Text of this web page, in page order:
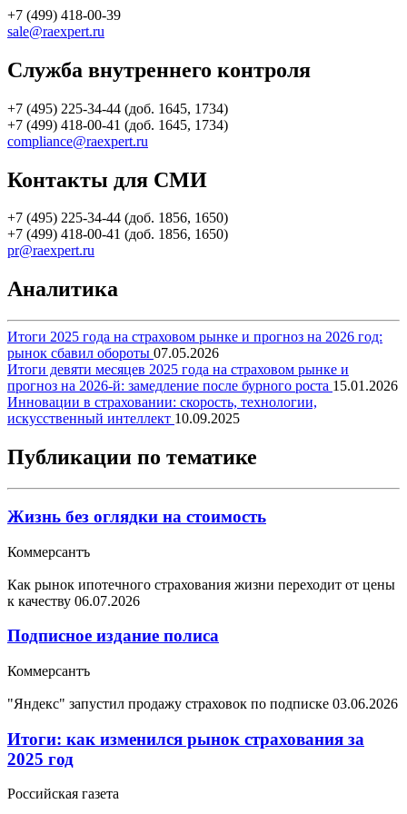
+7 (499) 418-00-39
sale@raexpert.ru
Служба внутреннего контроля
+7 (495) 225-34-44 (доб. 1645, 1734)
+7 (499) 418-00-41 (доб. 1645, 1734)
compliance@raexpert.ru
Контакты для СМИ
+7 (495) 225-34-44 (доб. 1856, 1650)
+7 (499) 418-00-41 (доб. 1856, 1650)
pr@raexpert.ru
Аналитика
Итоги 2025 года на страховом рынке и прогноз на 2026 год:
рынок сбавил обороты 07.05.2026
Итоги девяти месяцев 2025 года на страховом рынке и
прогноз на 2026-й: замедление после бурного роста 15.01.2026
Инновации в страховании: скорость, технологии,
искусственный интеллект 10.09.2025
Публикации по тематике
Жизнь без оглядки на стоимость
Коммерсантъ
Как рынок ипотечного страхования жизни переходит от цены
к качеству 06.07.2026
Подписное издание полиса
Коммерсантъ
"Яндекс" запустил продажу страховок по подписке 03.06.2026
Итоги: как изменился рынок страхования за
2025 год
Российская газета